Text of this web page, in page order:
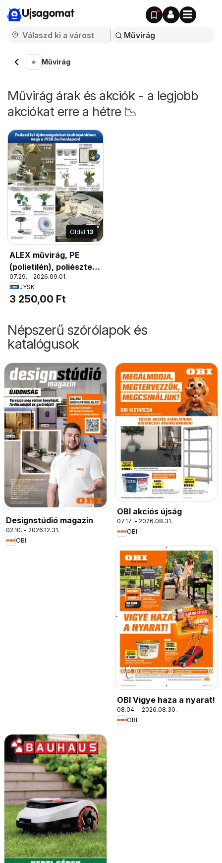
Ujsagomat
Művirág
Művirág árak és akciók - a legjobb
akciókat erre a hétre 📉
Oldal 13
ALEX művirág, PE
(polietilén), poliészter,
acél. MÁ66 cm
07.29. - 2026.09.01.
JYSK
3 250,00 Ft
Népszerű szórólapok és
katalógusok
Designstúdió magazin
02.10. - 2026.12.31.
OBI
OBI akciós újság
07.17. - 2026.08.31.
OBI
OBI Vigye haza a nyarat!
08.04. - 2026.08.30.
OBI